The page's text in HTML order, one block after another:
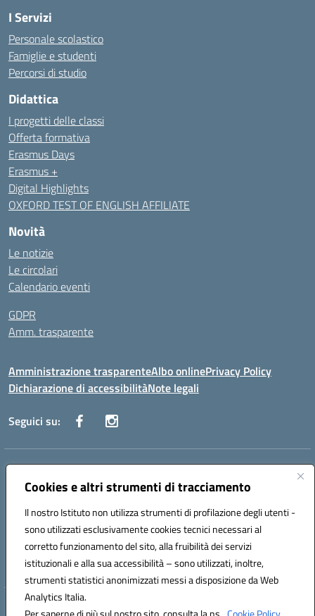
Cookies e altri strumenti di tracciamento
Il nostro Istituto non utilizza strumenti di profilazione degli utenti -
sono utilizzati esclusivamente cookies tecnici necessari al
corretto funzionamento del sito, alla fruibilità dei servizi
istituzionali e alla sua accessibilità – sono utilizzati, inoltre,
strumenti statistici anonimizzati messi a disposizione da Web
Analytics Italia.
I Servizi
Personale scolastico
Famiglie e studenti
Percorsi di studio
Didattica
I progetti delle classi
Offerta formativa
Erasmus Days
Erasmus +
Digital Highlights
OXFORD TEST OF ENGLISH AFFILIATE
Novità
Le notizie
Le circolari
Calendario eventi
GDPR
Amm. trasparente
Amministrazione trasparenteAlbo onlinePrivacy Policy
Dichiarazione di accessibilitàNote legali
Seguici su:
Indirizzo:
Centralino:+39 080 2446680 Email:baic882008@istruzione.it
Codice fiscale: 80023470729
Codice meccanografico:
BAIC882008
Codice unico di fatturazione (CUF): UFEUNT
Hosting & Powered by 3D Solution S.r.l.